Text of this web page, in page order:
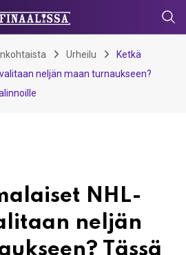
Urheilu
Ketkä
neljän maan turnaukseen?
NHL-
neljän
Tässä